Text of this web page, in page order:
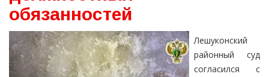
обязанностей
Лешуконский
районный суд
согласился с